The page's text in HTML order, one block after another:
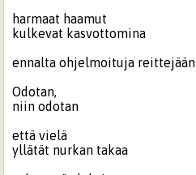
harmaat haamut
kulkevat kasvottomina
ennalta ohjelmoituja reittejään
Odotan,
niin odotan
että vielä
yllätät nurkan takaa